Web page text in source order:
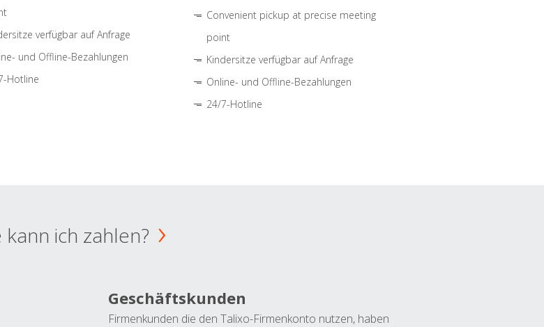
verfügbar auf Anfrage
und Offline-Bezahlungen
Hotline
Convenient pickup at precise meeting
point
Kindersitze verfügbar auf Anfrage
Online- und Offline-Bezahlungen
24/7-Hotline
kann ich zahlen?
Geschäftskunden
Firmenkunden die den Talixo-Firmenkonto nutzen, haben